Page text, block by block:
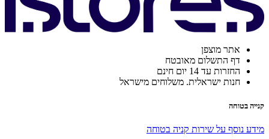
אתר מוצפן
דף התשלום מאובטח
החזרות עד 14 יום חינם
חנות ישראלית. משלוחים מישראל
קנייה בטוחה
מידע נוסף על שירות קניה בטוחה